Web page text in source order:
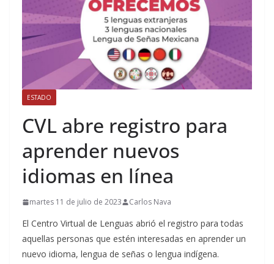
ESTADO
CVL abre registro para
aprender nuevos
idiomas en línea
martes 11 de julio de 2023 Carlos Nava
El Centro Virtual de Lenguas abrió el registro para todas
aquellas personas que estén interesadas en aprender un
nuevo idioma, lengua de señas o lengua indígena.